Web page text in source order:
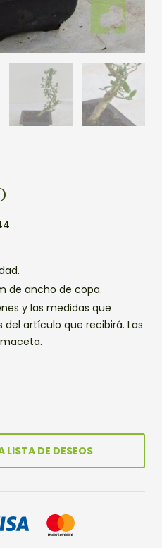
de ancho de copa.
y las medidas que
artículo que recibirá. Las
LISTA DE DESEOS